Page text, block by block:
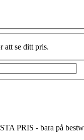
att se ditt pris.
PRIS - bara på